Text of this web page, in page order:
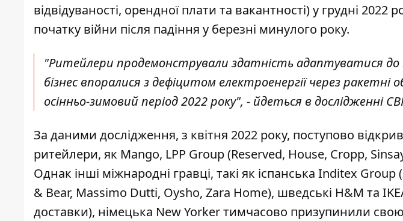
відвідуваності, орендної плати та вакантності) у грудні 2022
початку війни після падіння у березні минулого року.
"Ритейлери продемонстрували здатність адаптуватися до
бізнес впоралися з дефіцитом електроенергії через ракетні
осінньо-зимовий період 2022 року", - йдеться в дослідженні
За даними дослідження, з квітня 2022 року, поступово
ритейлери, як Mango, LPP Group (Reserved, House, Cropp,
Однак інші міжнародні гравці, такі як іспанська Inditex
& Bear, Massimo Dutti, Oysho, Zara Home), шведські H&M та
доставки), німецька New Yorker тимчасово призупинили свою